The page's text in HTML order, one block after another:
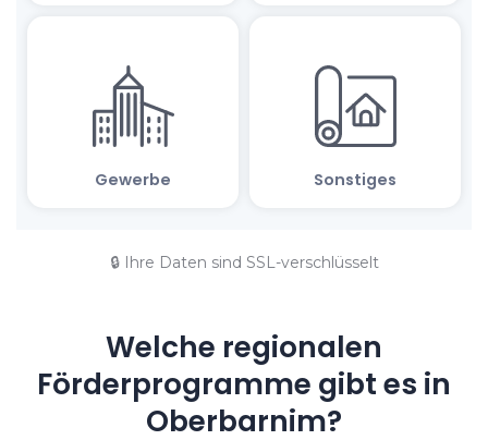
🔒 Ihre Daten sind SSL-verschlüsselt
Welche regionalen
Förderprogramme gibt es in
Oberbarnim?